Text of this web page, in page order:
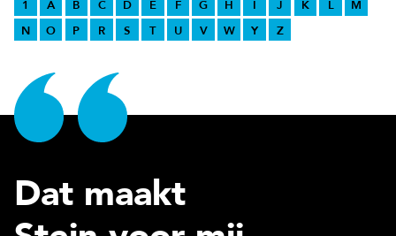
1 A B C D E F G H I J K L
M
N
O P R S T U V W Y Z
Dat maakt